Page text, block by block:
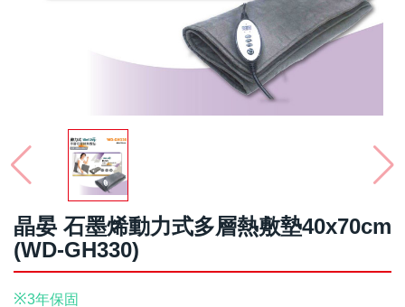
晶晏 石墨烯動力式多層熱敷墊40x70cm
(WD-GH330)
※3年保固